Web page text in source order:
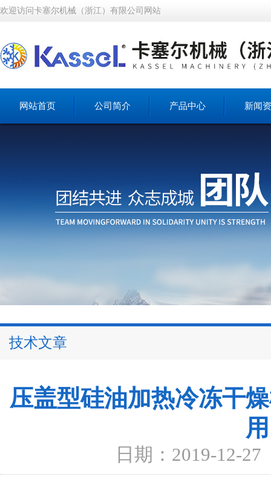
欢迎访问卡塞尔机械（浙江）有限公司网站
网站首页 公司简介 产品中心 新闻
技术文章
压盖型硅油加热冷冻干
日期：2019-12-27